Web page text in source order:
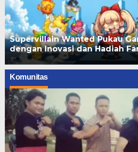
Supervillain Wanted Pukau
dengan Inovasi dan Hadiah
Komunitas